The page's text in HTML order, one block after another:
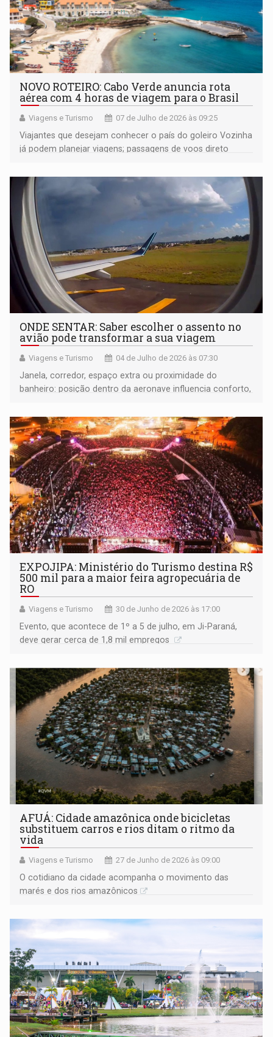
NOVO ROTEIRO: Cabo Verde anuncia rota
aérea com 4 horas de viagem para o Brasil
Viagens e Turismo 07 de Julho de 2026 às 09:25
Viajantes que desejam conhecer o país do goleiro Vozinha
já podem planejar viagens; passagens de voos direto
ONDE SENTAR: Saber escolher o assento no
avião pode transformar a sua viagem
Viagens e Turismo 04 de Julho de 2026 às 07:30
Janela, corredor, espaço extra ou proximidade do
banheiro: posição dentro da aeronave influencia conforto,
EXPOJIPA: Ministério do Turismo destina R$
500 mil para a maior feira agropecuária de
RO
Viagens e Turismo 30 de Junho de 2026 às 17:00
Evento, que acontece de 1º a 5 de julho, em Ji-Paraná,
deve gerar cerca de 1,8 mil empregos
AFUÁ: Cidade amazônica onde bicicletas
substituem carros e rios ditam o ritmo da
vida
Viagens e Turismo 27 de Junho de 2026 às 09:00
O cotidiano da cidade acompanha o movimento das
marés e dos rios amazônicos